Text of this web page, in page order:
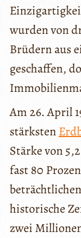
wurden von
Brüdern aus
geschaffen,
Am 26. April
stärksten
Stärke von
fast 80
historische
zwei